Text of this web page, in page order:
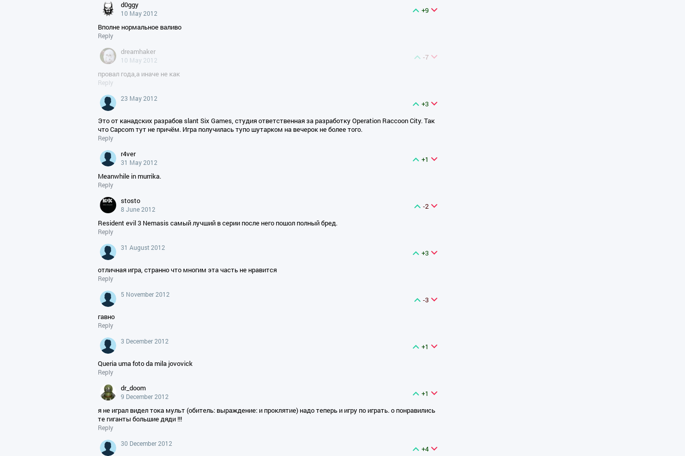
d0ggy
10 May 2012
+9
Вполне нормальное валиво
Reply
dreamhaker
10 May 2012
-7
провал года,а иначе не как
Reply
23 May 2012
+3
Это от канадских разрабов slant Six Games, студия ответственная за разработку Operation Raccoon City. Так
что Capcom тут не причём. Игра получилась тупо шутарком на вечерок не более того.
Reply
r4ver
31 May 2012
+1
Meanwhile in murrika.
Reply
stosto
8 June 2012
-2
Resident evil 3 Nemasis самый лучший в серии после него пошол полный бред.
Reply
31 August 2012
+3
отличная игра, странно что многим эта часть не нравится
Reply
5 November 2012
-3
гавно
Reply
3 December 2012
+1
Queria uma foto da mila jovovick
Reply
dr_doom
9 December 2012
+1
я не играл видел тока мульт (обитель: выраждение: и проклятие) надо теперь и игру по играть. о понравились
те гиганты большие дяди !!!
Reply
30 December 2012
+4